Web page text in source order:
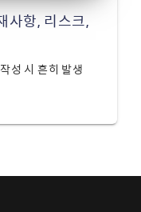
사항, 리스크,
성 시 흔히 발생